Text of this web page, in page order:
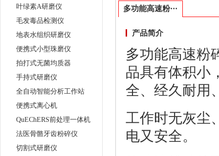
叶绿素A研磨仪
毛发毒品检测仪
地表水组织研磨仪
便携式小型珠磨仪
拍打式无菌均质器
手持式研磨仪
全自动智能分析工作站
便携式离心机
QuEChERS前处理一体机
法医骨骼牙齿粉碎仪
切割式研磨仪
多功能高速粉···
产品简介
多功能高速粉
品具有体积小
全、经久耐用
工作时无灰尘
电又安全。